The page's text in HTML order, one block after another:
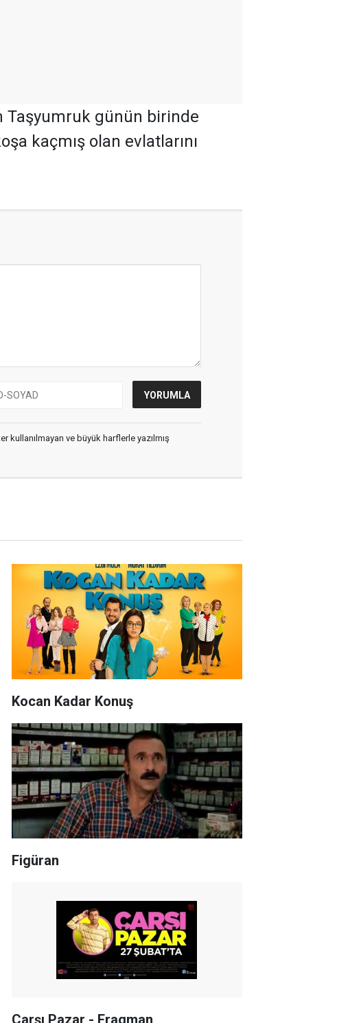
Taşyumruk günün birinde
kaçmış olan evlatlarını
kullanılmayan ve büyük harflerle yazılmış
Kocan Kadar Konuş
Figüran
Çarşı Pazar - Fragman